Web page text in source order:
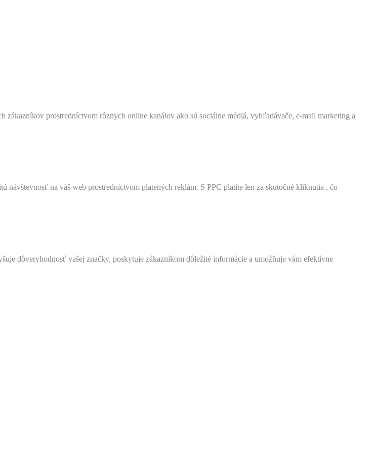
prostredníctvom rôznych online kanálov ako sú sociálne médiá, vyhľadávače, e-mail marketing a
na váš web prostredníctvom platených reklám. S PPC platíte len za skutočné kliknutia , čo
dôveryhodnosť vašej značky, poskytuje zákazníkom dôležité informácie a umožňuje vám efektívne